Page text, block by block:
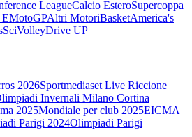
LeagueCalcio EsteroSupercoppa
MotoGPAltri MotoriBasketAmerica's
SciVolleyDrive UP
2026Sportmediaset Live Riccione
Invernali Milano Cortina
2025Mondiale per club 2025EICMA
Parigi 2024Olimpiadi Parigi